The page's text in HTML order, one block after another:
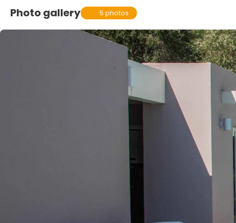
Photo gallery 5 photos